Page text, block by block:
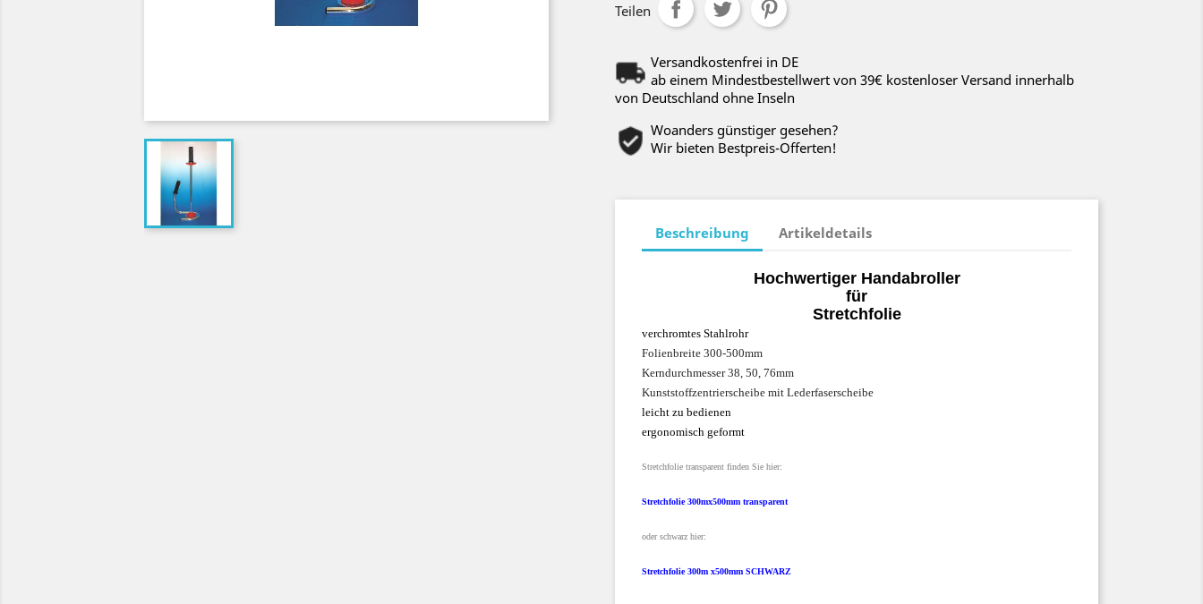
Teilen
Versandkostenfrei in DE
ab einem Mindestbestellwert von 39€ kostenloser Versand innerhalb
von Deutschland ohne Inseln
Woanders günstiger gesehen?
Wir bieten Bestpreis-Offerten!
Beschreibung Artikeldetails
Hochwertiger Handabroller
für
Stretchfolie
verchromtes Stahlrohr
Folienbreite 300-500mm
Kerndurchmesser 38, 50, 76mm
Kunststoffzentrierscheibe mit Lederfaserscheibe
leicht zu bedienen
ergonomisch geformt
Stretchfolie transparent finden Sie hier:
Stretchfolie 300mx500mm transparent
oder schwarz hier:
Stretchfolie 300m x500mm SCHWARZ